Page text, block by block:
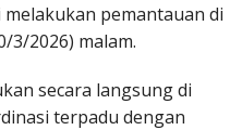
pemantauan di
3/2026) malam.
secara langsung di
terpadu dengan